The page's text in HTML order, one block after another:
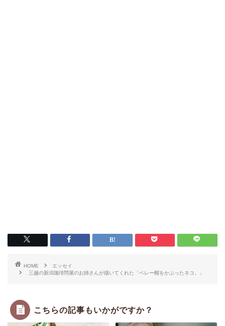
HOME
エッセイ
三越の新潟珈琲問屋のお姉さんが描いてくれた「ベレー帽をかぶったネコ。」
こちらの記事もいかがですか？